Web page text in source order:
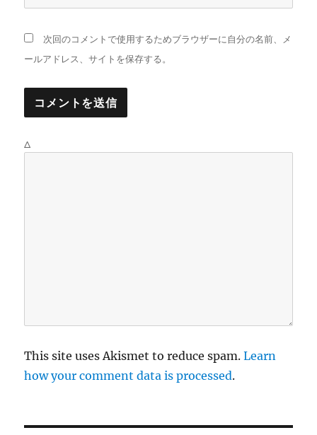
次回のコメントで使用するためブラウザーに自分の名前、メ
ールアドレス、サイトを保存する。
Δ
This site uses Akismet to reduce spam.Learn
how your comment data is processed.